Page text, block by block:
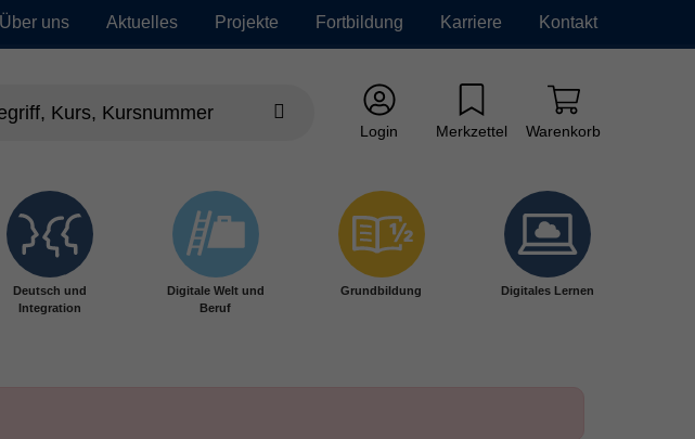
Über uns Aktuelles Projekte Fortbildung Karriere Kontakt
Login Merkzettel Warenkorb
Deutsch und
Integration
Digitale Welt und
Beruf
Grundbildung Digitales Lernen